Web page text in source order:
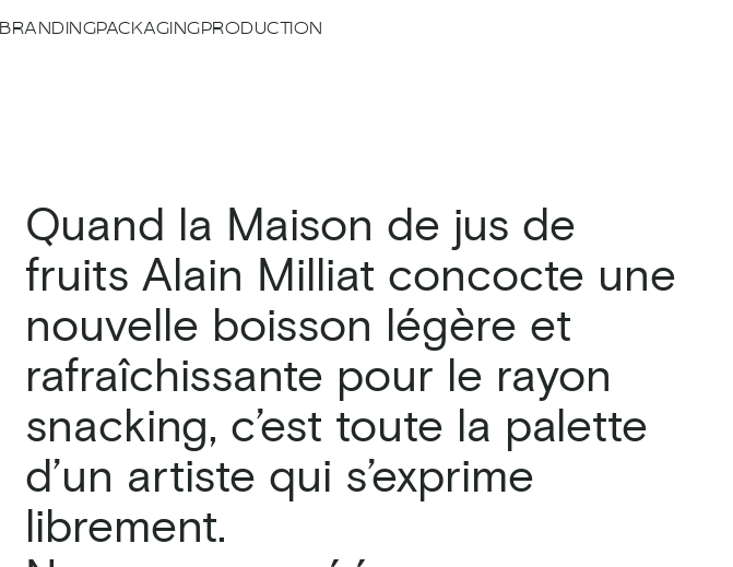
BRANDINGPACKAGINGPRODUCTION
Quand la Maison de jus de
fruits Alain Milliat concocte une
nouvelle boisson légère et
rafraîchissante pour le rayon
snacking, c’est toute la palette
d’un artiste qui s’exprime
librement.